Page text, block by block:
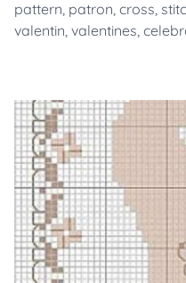
pattern, patron, cross,
valentin, valentines,